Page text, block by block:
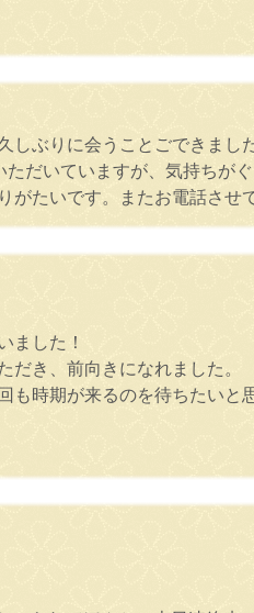
ぶりに会うことごできまし
だいていますが、気持ちが
がたいです。またお電話さ
ました！
き、前向きになれました。
時期が来るのを待ちたいと